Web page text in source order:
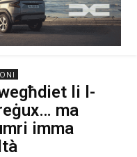
li l-
ma
imma